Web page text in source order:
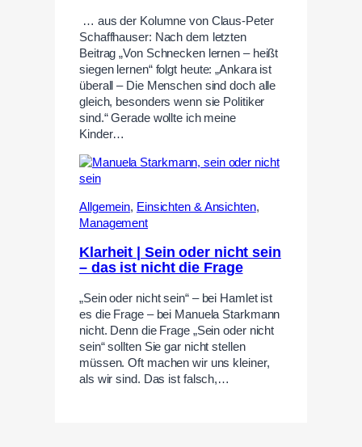
… aus der Kolumne von Claus-Peter
Schaffhauser: Nach dem letzten
Beitrag „Von Schnecken lernen – heißt
siegen lernen“ folgt heute: „Ankara ist
überall – Die Menschen sind doch alle
gleich, besonders wenn sie Politiker
sind.“ Gerade wollte ich meine
Kinder…
Allgemein, Einsichten & Ansichten,
Management
Klarheit | Sein oder nicht sein
– das ist nicht die Frage
„Sein oder nicht sein“ – bei Hamlet ist
es die Frage – bei Manuela Starkmann
nicht. Denn die Frage „Sein oder nicht
sein“ sollten Sie gar nicht stellen
müssen. Oft machen wir uns kleiner,
als wir sind. Das ist falsch,…